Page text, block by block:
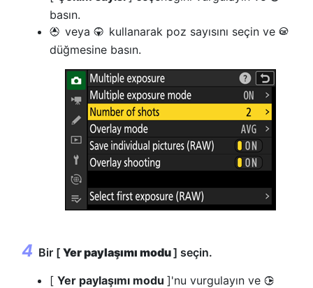
basın.
1 veya 3 kullanarak poz sayısını seçin ve J
düğmesine basın.
Bir [ Yer paylaşımı modu] seçin.
[ Yer paylaşımı modu ]'nu vurgulayın ve 2